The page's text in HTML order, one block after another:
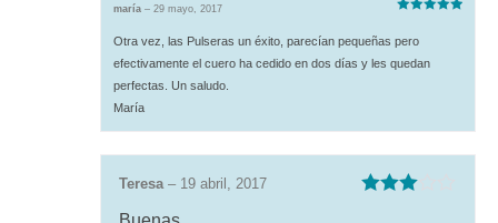
maría – 29 mayo, 2017
Otra vez, las Pulseras un éxito, parecían pequeñas pero
efectivamente el cuero ha cedido en dos días y les quedan
perfectas. Un saludo.
María
Teresa – 19 abril, 2017